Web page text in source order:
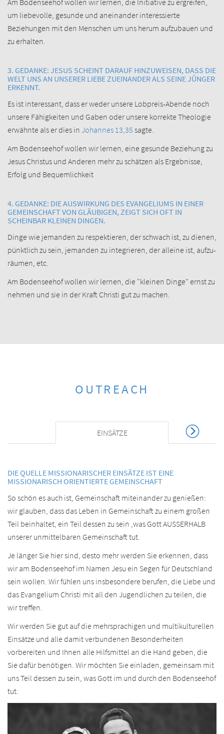
um liebevolle, gesunde und aneinander interessierte
Beziehungen mit den Menschen um uns herum aufzubauen und
zu erhalten.
3. GEDANKE: JESUS SCHEINT DARAUF HINZUWEISEN, DASS DIE
WELT UNS AN UNSERER LIEBE ZUEINANDER ALS SEINE JÜNGER
ERKENNT.
Es ist interessant, dass er weder unsere Lobpreis-Abende noch
unsere Fähig­keiten und Gaben oder unsere korrekte Theologie
erwähnte als er dies in Johannes 13,35 sagte.
Am Bodenseehof wollen wir lernen, eine gesunde Beziehung zu
Jesus Christus und Anderen mehr zu schätzen als Ergebnisse,
Erfolg und Bequemlichkeit
4. GEDANKE: DIE AUSWIRKUNG DES EVANGELIUMS IN EINER
GEMEIN­SCHAFT VON GLÄUBIGEN, ZEIGT SICH OFT IN
SCHEINBAR KLEINEN DINGEN.
Dinge wie jemanden zu respektieren, der schwach ist, zu dienen,
pünktlich zu sein, jemanden zu integrieren, der alleine ist, aufzu­
räumen, etc.
Am Bodenseehof wollen wir lernen, die "kleinen Dinge" ernst zu
nehmen und sie in der Kraft Christi gut zu machen.
OUTREACH
EINSÄTZE
DIE QUELLE MISSIONARISCHER EINSÄTZE IST EINE
MISSIONARISCH ORIENTIERTE GEMEINSCHAFT
So schön es auch ist, Gemeinschaft miteinander zu genießen:
wir glauben, dass das Leben in Gemeinschaft zu einem großen
Teil beinhaltet, ein Teil dessen zu sein ,was Gott AUSSERHALB
unserer unmittelbaren Gemeinschaft tut.
Je länger Sie hier sind, desto mehr werden Sie erkennen, dass
wir am Bodenseehof im Namen Jesu ein Segen für Deutschland
sein wollen. Wir fühlen uns insbesondere berufen, die Liebe und
das Evangelium Christi mit all den Jugendlichen zu teilen, die
wir treffen.
Wir werden Sie gut auf die mehr­sprachigen und multikulturellen
Einsätze und alle damit verbundenen Besonderheiten
vorbereiten und Ihnen alle Hilfsmittel an die Hand geben, die
Sie dafür benötigen. Wir möchten Sie einladen, gemeinsam mit
uns Teil dessen zu sein, was Gott im und durch den Bodenseehof
tut.